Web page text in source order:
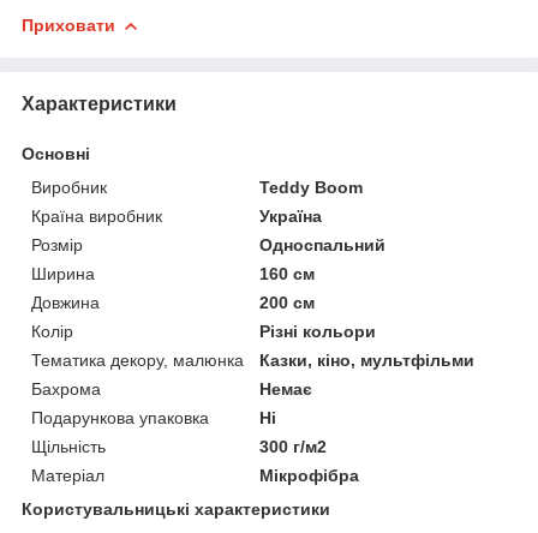
Приховати
Характеристики
Основні
Виробник
Teddy Boom
Країна виробник
Україна
Розмір
Односпальний
Ширина
160 см
Довжина
200 см
Колір
Різні кольори
Тематика декору, малюнка
Казки, кіно, мультфільми
Бахрома
Немає
Подарункова упаковка
Ні
Щільність
300 г/м2
Матеріал
Мікрофібра
Користувальницькі характеристики